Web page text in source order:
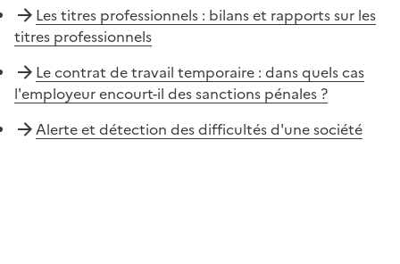
Les titres professionnels : bilans et rapports sur les
titres professionnels
Le contrat de travail temporaire : dans quels cas
l'employeur encourt-il des sanctions pénales ?
Alerte et détection des difficultés d'une société